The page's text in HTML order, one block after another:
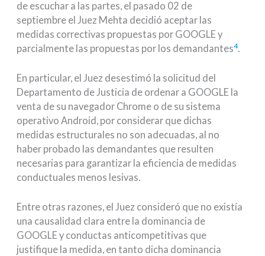
de escuchar a las partes, el pasado 02 de
septiembre el Juez Mehta decidió aceptar las
medidas correctivas propuestas por GOOGLE y
parcialmente las propuestas por los demandantes4.
En particular, el Juez desestimó la solicitud del
Departamento de Justicia de ordenar a GOOGLE la
venta de su navegador Chrome o de su sistema
operativo Android, por considerar que dichas
medidas estructurales no son adecuadas, al no
haber probado las demandantes que resulten
necesarias para garantizar la eficiencia de medidas
conductuales menos lesivas.
Entre otras razones, el Juez consideró que no existía
una causalidad clara entre la dominancia de
GOOGLE y conductas anticompetitivas que
justifique la medida, en tanto dicha dominancia